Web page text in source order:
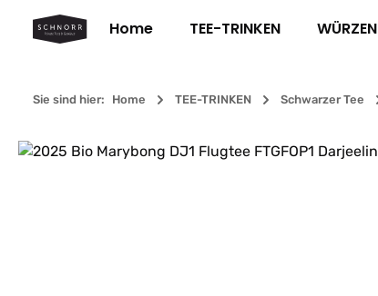
Hauptinhalt springen
Zur Suche springen
Zur Hauptnavigation springen
Home TEE-TRINKEN WÜRZEN
Sie sind hier: Home TEE-TRINKEN Schwarzer Tee
Bildergalerie überspringen